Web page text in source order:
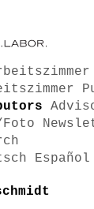
Español